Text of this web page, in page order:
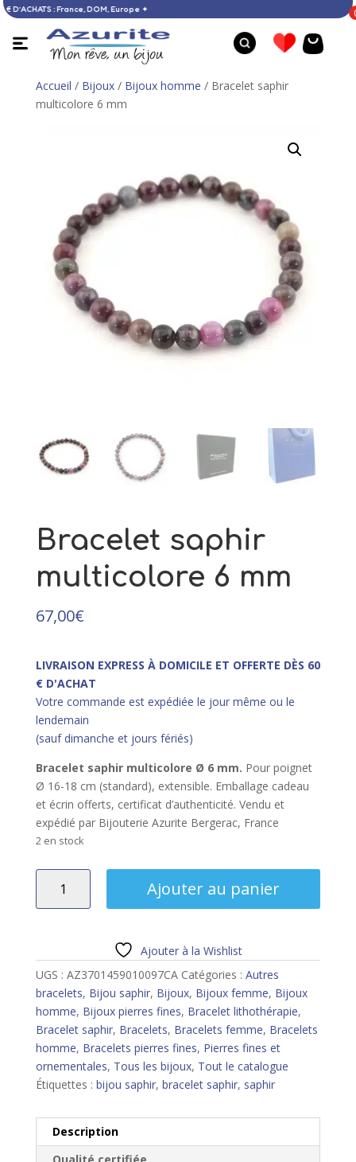
60 € D’ACHATS : France, DOM, Europe ✦
Accueil / Bijoux/ Bijoux homme / Bracelet saphir
multicolore 6 mm
Bracelet saphir
multicolore 6 mm
67,00€
LIVRAISON EXPRESS À DOMICILE ET OFFERTE DÈS 60
€ D'ACHAT
Votre commande est expédiée le jour même ou le
lendemain
(sauf dimanche et jours fériés)
Bracelet saphir multicolore Ø 6 mm. Pour poignet
Ø 16-18 cm (standard), extensible. Emballage cadeau
et écrin offerts, certificat d’authenticité. Vendu et
expédié par Bijouterie Azurite Bergerac, France
2 en stock
6
mm
Ajouter au panier
Ajouter à la Wishlist
UGS : AZ3701459010097CA Catégories : Autres
bracelets, Bijou saphir, Bijoux, Bijoux femme, Bijoux
homme, Bijoux pierres fines, Bracelet lithothérapie,
Bracelet saphir, Bracelets, Bracelets femme, Bracelets
homme, Bracelets pierres fines, Pierres fines et
ornementales, Tous les bijoux, Tout le catalogue
Étiquettes : bijou saphir, bracelet saphir, saphir
Description
Bague nacre - 56